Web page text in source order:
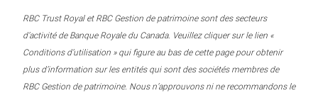
RBC Trust Royal et RBC Gestion de patrimoine sont des secteurs
d’activité de Banque Royale du Canada. Veuillez cliquer sur le lien «
Conditions d’utilisation » qui figure au bas de cette page pour obtenir
plus d’information sur les entités qui sont des sociétés membres de
RBC Gestion de patrimoine. Nous n’approuvons ni ne recommandons le